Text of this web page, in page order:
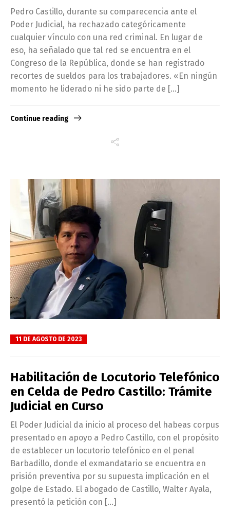
Pedro Castillo, durante su comparecencia ante el
Poder Judicial, ha rechazado categóricamente
cualquier vínculo con una red criminal. En lugar de
eso, ha señalado que tal red se encuentra en el
Congreso de la República, donde se han registrado
recortes de sueldos para los trabajadores. «En ningún
momento he liderado ni he sido parte de […]
Continue reading
11 DE AGOSTO DE 2023
Habilitación de Locutorio Telefónico
en Celda de Pedro Castillo: Trámite
Judicial en Curso
El Poder Judicial da inicio al proceso del habeas corpus
presentado en apoyo a Pedro Castillo, con el propósito
de establecer un locutorio telefónico en el penal
Barbadillo, donde el exmandatario se encuentra en
prisión preventiva por su supuesta implicación en el
golpe de Estado. El abogado de Castillo, Walter Ayala,
presentó la petición con […]